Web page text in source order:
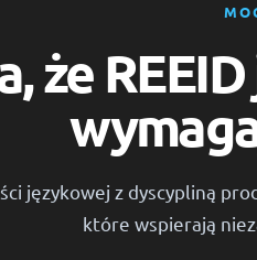
że
językowej z dyscypliną
które wspierają